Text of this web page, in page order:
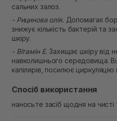
сальних залоз.
- Рицинова олія. Допомагає
знижує кількість бактерій та
шкіру.
- Вітамін Е. Захищає шкіру від
навколишнього середовища.
капілярів, посилює
Спосіб використання
наносьте засіб щодня на чисті